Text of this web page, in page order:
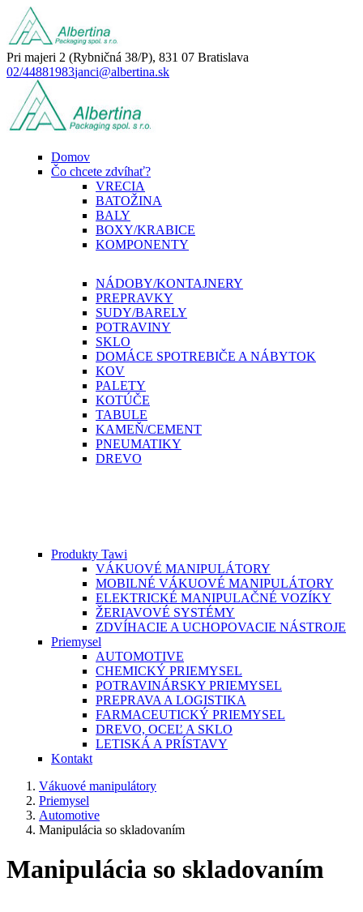
Pri majeri 2 (Rybničná 38/P), 831 07 Bratislava
02/44881983janci@albertina.sk
Domov
Čo chcete zdvíhať?
VRECIA
BATOŽINA
BALY
BOXY/KRABICE
KOMPONENTY
NÁDOBY/KONTAJNERY
PREPRAVKY
SUDY/BARELY
POTRAVINY
SKLO
DOMÁCE SPOTREBIČE A NÁBYTOK
KOV
PALETY
KOTÚČE
TABULE
KAMEŇ/CEMENT
PNEUMATIKY
DREVO
Produkty Tawi
VÁKUOVÉ MANIPULÁTORY
MOBILNÉ VÁKUOVÉ MANIPULÁTORY
ELEKTRICKÉ MANIPULAČNÉ VOZÍKY
ŽERIAVOVÉ SYSTÉMY
ZDVÍHACIE A UCHOPOVACIE NÁSTROJE
Priemysel
AUTOMOTIVE
CHEMICKÝ PRIEMYSEL
POTRAVINÁRSKY PRIEMYSEL
PREPRAVA A LOGISTIKA
FARMACEUTICKÝ PRIEMYSEL
DREVO, OCEĽ A SKLO
LETISKÁ A PRÍSTAVY
Kontakt
Vákuové manipulátory
Priemysel
Automotive
Manipulácia so skladovaním
Manipulácia so skladovaním